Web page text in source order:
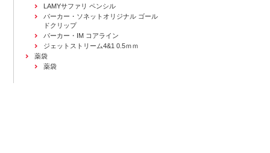
LAMYサファリ ペンシル
パーカー・ソネットオリジナル ゴール
ドクリップ
パーカー・IM コアライン
ジェットストリーム4&1 0.5ｍｍ
薬袋
薬袋